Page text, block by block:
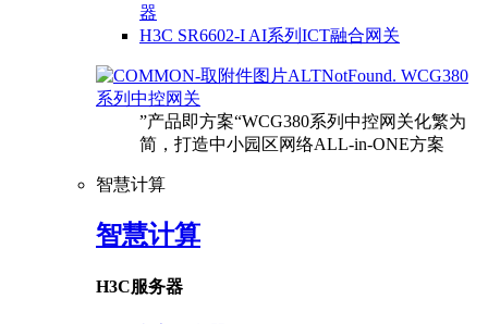
器
H3C SR6602-I AI系列ICT融合网关
WCG380
系列中控网关
”产品即方案“WCG380系列中控网关化繁为
简，打造中小园区网络ALL-in-ONE方案
智慧计算
智慧计算
H3C服务器